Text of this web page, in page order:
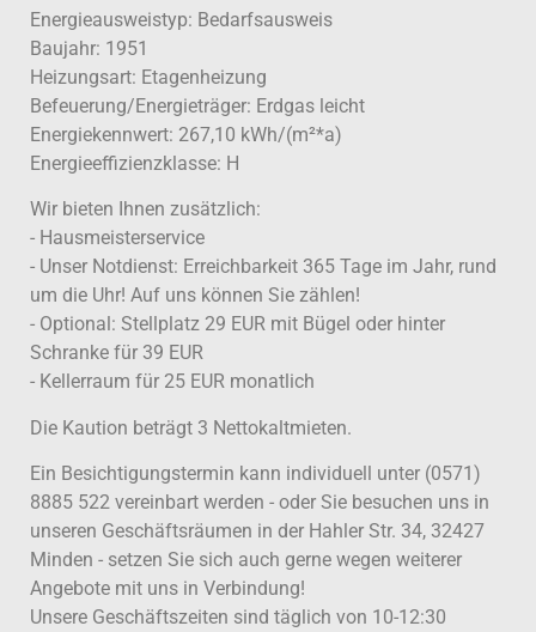
Energieausweistyp: Bedarfsausweis
Baujahr: 1951
Heizungsart: Etagenheizung
Befeuerung/Energieträger: Erdgas leicht
Energiekennwert: 267,10 kWh/(m²*a)
Energieeffizienzklasse: H
Wir bieten Ihnen zusätzlich:
- Hausmeisterservice
- Unser Notdienst: Erreichbarkeit 365 Tage im Jahr, rund
um die Uhr! Auf uns können Sie zählen!
- Optional: Stellplatz 29 EUR mit Bügel oder hinter
Schranke für 39 EUR
- Kellerraum für 25 EUR monatlich
Die Kaution beträgt 3 Nettokaltmieten.
Ein Besichtigungstermin kann individuell unter (0571)
8885 522 vereinbart werden - oder Sie besuchen uns in
unseren Geschäftsräumen in der Hahler Str. 34, 32427
Minden - setzen Sie sich auch gerne wegen weiterer
Angebote mit uns in Verbindung!
Unsere Geschäftszeiten sind täglich von 10-12:30